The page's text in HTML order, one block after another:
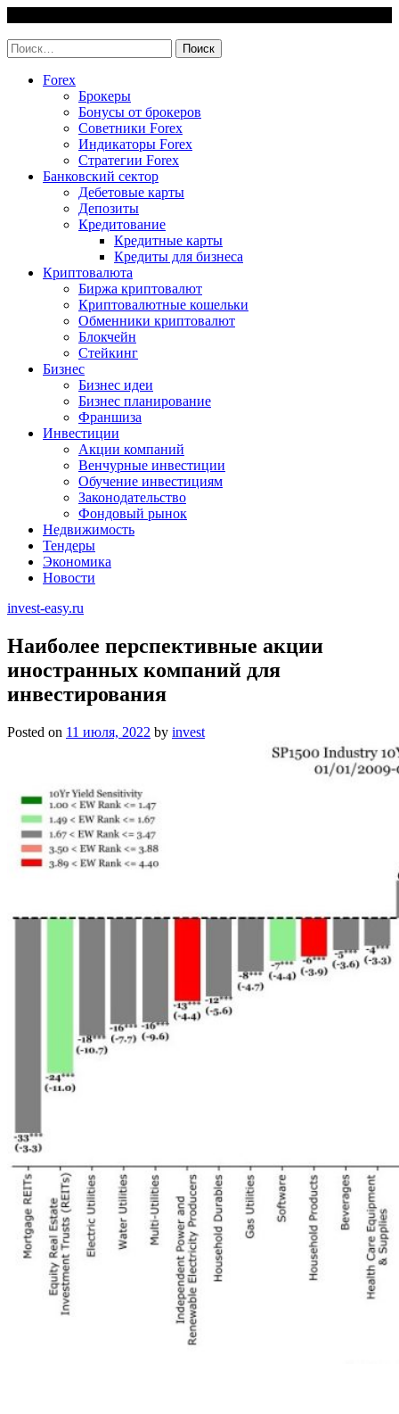
content
Найти:
Forex
Брокеры
Бонусы от брокеров
Советники Forex
Индикаторы Forex
Стратегии Forex
Банковский сектор
Дебетовые карты
Депозиты
Кредитование
Кредитные карты
Кредиты для бизнеса
Криптовалюта
Биржа криптовалют
Криптовалютные кошельки
Обменники криптовалют
Блокчейн
Стейкинг
Бизнес
Бизнес идеи
Бизнес планирование
Франшиза
Инвестиции
Акции компаний
Венчурные инвестиции
Обучение инвестициям
Законодательство
Фондовый рынок
Недвижимость
Тендеры
Экономика
Новости
invest-easy.ru
Наиболее перспективные акции
иностранных компаний для
инвестирования
Posted on 11 июля, 2022 by invest